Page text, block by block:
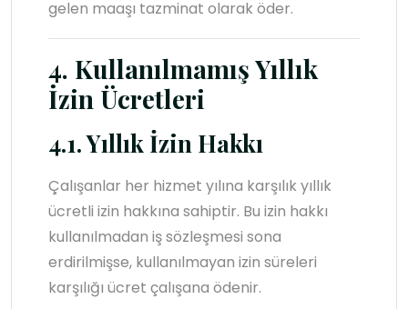
gelen maaşı tazminat olarak öder.
4. Kullanılmamış Yıllık
İzin Ücretleri
4.1. Yıllık İzin Hakkı
Çalışanlar her hizmet yılına karşılık yıllık
ücretli izin hakkına sahiptir. Bu izin hakkı
kullanılmadan iş sözleşmesi sona
erdirilmişse, kullanılmayan izin süreleri
karşılığı ücret çalışana ödenir.